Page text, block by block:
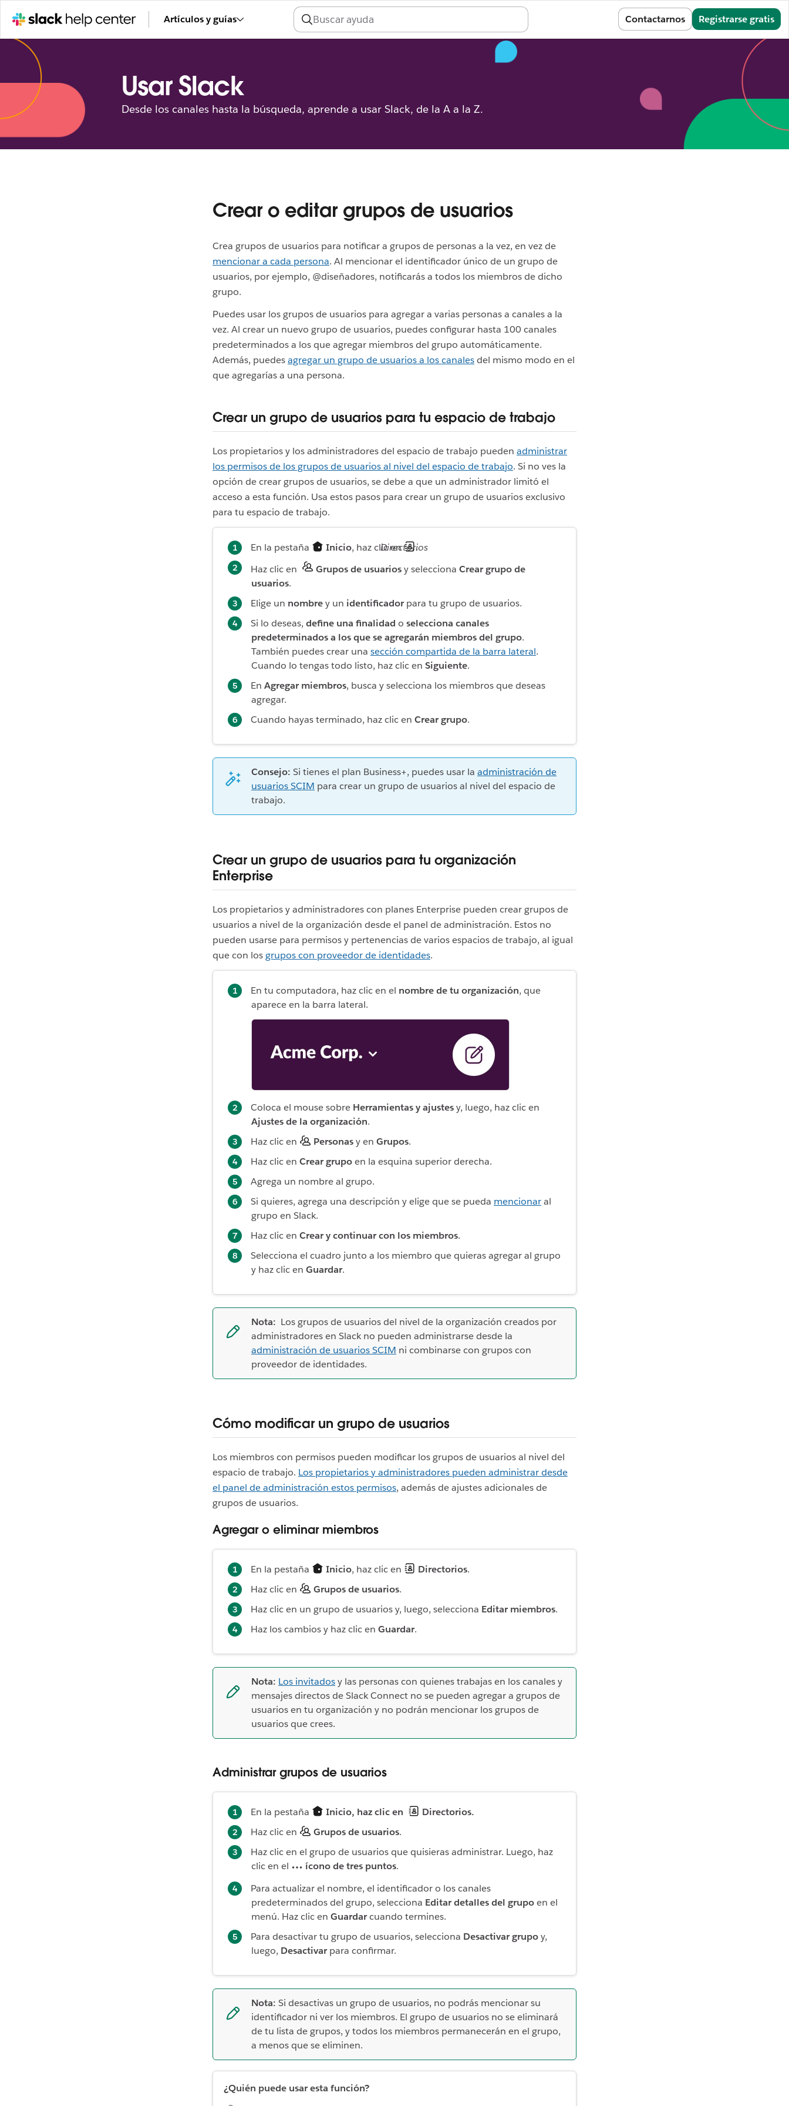
Artículos y guías Contactarnos Registrarse gratis
Usar Slack
Desde los canales hasta la búsqueda, aprende a usar Slack, de la A a la Z.
Crear o editar grupos de usuarios
Crea grupos de usuarios para notificar a grupos de personas a la vez, en vez de
mencionar a cada persona. Al mencionar el identificador único de un grupo de
usuarios, por ejemplo, @diseñadores, notificarás a todos los miembros de dicho
grupo.
Puedes usar los grupos de usuarios para agregar a varias personas a canales a la
vez. Al crear un nuevo grupo de usuarios, puedes configurar hasta 100 canales
predeterminados a los que agregar miembros del grupo automáticamente.
Además, puedesagregar un grupo de usuarios a los canalesdel mismo modo en el
que agregarías a una persona.
Crear un grupo de usuarios para tu espacio de trabajo
Los propietarios y los administradores del espacio de trabajo pueden administrar
los permisos de los grupos de usuarios al nivel del espacio de trabajo. Si no ves la
opción de crear grupos de usuarios, se debe a que un administrador limitó el
acceso a esta función. Usa estos pasos para crear un grupo de usuarios exclusivo
para tu espacio de trabajo.
En la pestaña Inicio, haz clic enDirectorios
.
Haz clic en
Grupos de usuariosy selecciona Crear grupo de
usuarios.
Elige un nombrey un identificadorpara tu grupo de usuarios.
Si lo deseas, define una finalidad o selecciona canales
predeterminados a los que se agregarán miembros del grupo.
También puedes crear una sección compartida de la barra lateral.
Cuando lo tengas todo listo, haz clic en Siguiente.
En Agregar miembros, busca y selecciona los miembros que deseas
agregar.
Cuando hayas terminado, haz clic en Crear grupo.
Consejo: Si tienes el plan Business+, puedes usar la administración de
usuarios SCIM para crear un grupo de usuarios al nivel del espacio de
trabajo.
Crear un grupo de usuarios para tu organización
Enterprise
Los propietarios y administradores con planes Enterprise pueden crear grupos de
usuarios a nivel de la organización desde el panel de administración. Estos no
pueden usarse para permisos y pertenencias de varios espacios de trabajo, al igual
que con losgrupos con proveedor de identidades.
En tu computadora, haz clic en el nombre de tu organización, que
aparece en la barra lateral.
Coloca el mouse sobre Herramientas y ajustesy, luego, haz clic en
Ajustes de la organización.
Haz clic en
Personasy en Grupos.
Haz clic en Crear grupoen la esquina superior derecha.
Agrega un nombre al grupo.
Si quieres, agrega una descripción y elige que se pueda mencionaral
grupo en Slack.
Haz clic en Crear y continuar con los miembros.
Selecciona el cuadro junto a los miembro que quieras agregar al grupo
y haz clic en Guardar.
Nota: Los grupos de usuarios del nivel de la organización creados por
administradores en Slack no pueden administrarse desde la
administración de usuarios SCIM ni combinarse con grupos con
proveedor de identidades.
Cómo modificar un grupo de usuarios
Los miembros con permisos pueden modificar los grupos de usuarios al nivel del
espacio de trabajo. Los propietarios y administradores pueden administrar desde
el panel de administración estos permisos, además de ajustes adicionales de
grupos de usuarios.
Agregar o eliminar miembros
En la pestaña Inicio, haz clic en Directorios.
Haz clic en
Grupos de usuarios.
Haz clic en un grupo de usuarios y, luego, selecciona Editar miembros.
Haz los cambios y haz clic en Guardar.
Nota: Los invitadosy las personas con quienes trabajas en los canales y
mensajes directos de Slack Connect no se pueden agregar a grupos de
usuarios en tu organización y no podrán mencionar los grupos de
usuarios que crees.
Administrar grupos de usuarios
En la pestaña Inicio, haz clic en
Directorios.
Haz clic en
Grupos de usuarios.
Haz clic en el grupo de usuarios que quisieras administrar. Luego, haz
clic en el
ícono de tres puntos.
Para actualizar el nombre, el identificador o los canales
predeterminados del grupo, selecciona Editar detalles del grupoen el
menú. Haz clic en Guardarcuando termines.
Para desactivar tu grupo de usuarios, selecciona Desactivar grupoy,
luego, Desactivarpara confirmar.
Nota: Si desactivas un grupo de usuarios, no podrás mencionar su
identificador ni ver los miembros. El grupo de usuarios no se eliminará
de tu lista de grupos, y todos los miembros permanecerán en el grupo,
a menos que se eliminen.
¿Quién puede usar esta función?